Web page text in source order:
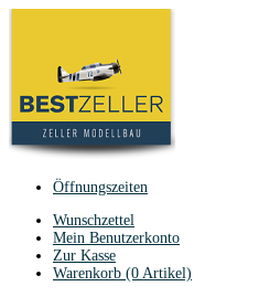
Öffnungszeiten
Wunschzettel
Mein Benutzerkonto
Zur Kasse
Warenkorb (0 Artikel)